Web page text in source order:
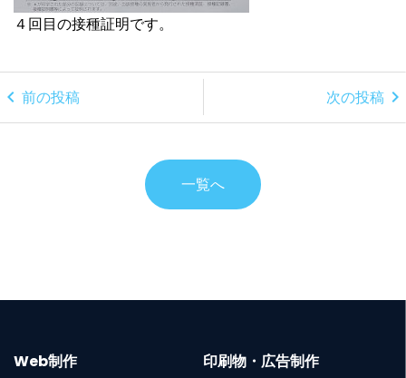
４回目の接種証明です。
chevron_left 前の投稿 次の投稿 chevron_right
一覧へ
Web制作 印刷物・広告制作